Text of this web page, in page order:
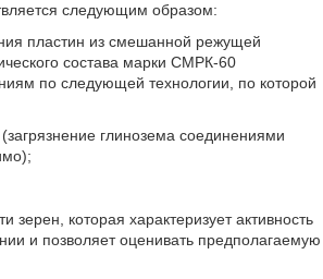
следующим образом:
пластин из смешанной режущей
состава марки СМРК-60
по следующей технологии, по которой
глинозема соединениями
зерен, которая характеризует активность
и позволяет оценивать предполагаемую